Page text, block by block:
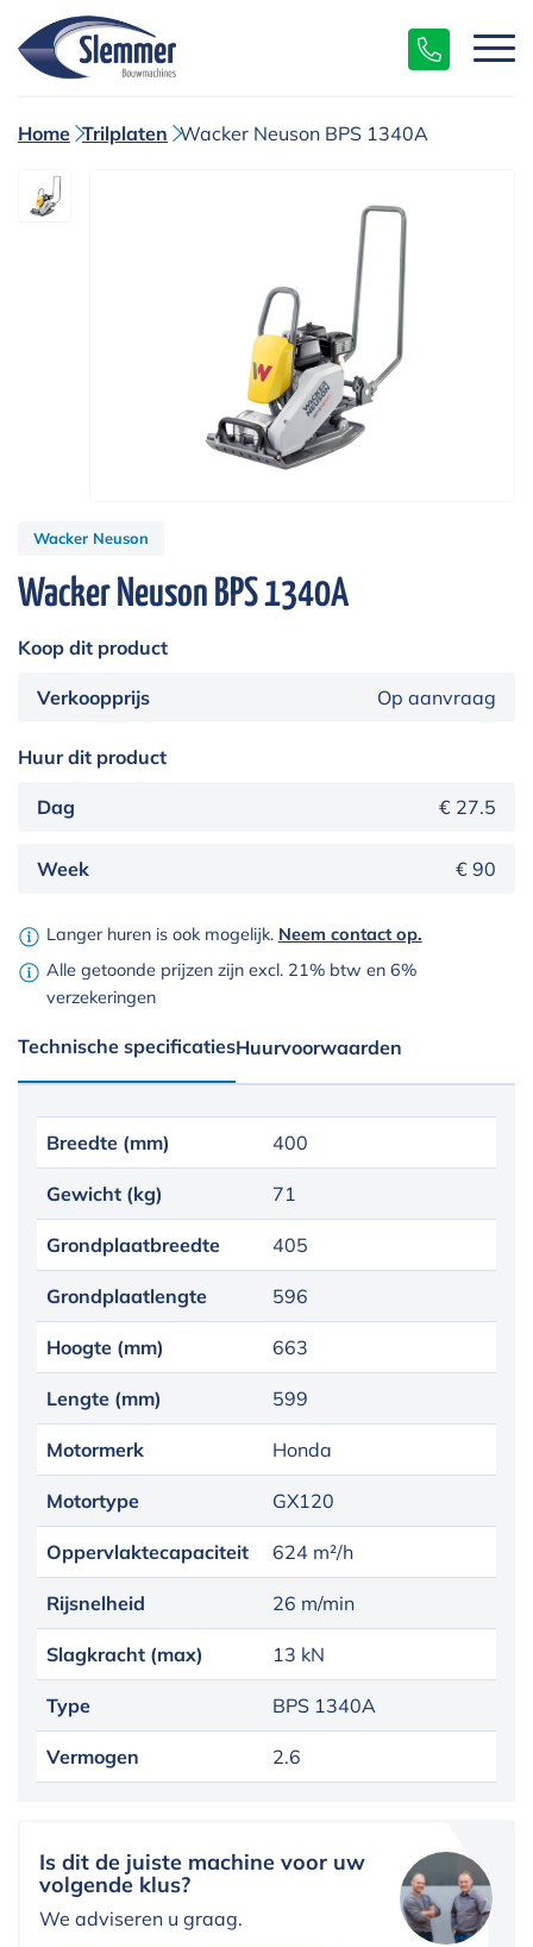
Home Trilplaten Wacker Neuson BPS 1340A
Wacker Neuson
Wacker Neuson BPS 1340A
Koop dit product
Verkoopprijs Op aanvraag
Huur dit product
Dag € 27.5
Week € 90
Langer huren is ook mogelijk. Neem contact op.
Alle getoonde prijzen zijn excl. 21% btw en 6%
verzekeringen
Technische specificatiesHuurvoorwaarden
Breedte (mm) 400
Gewicht (kg) 71
Grondplaatbreedte 405
Grondplaatlengte 596
Hoogte (mm) 663
Lengte (mm) 599
Motormerk Honda
Motortype GX120
Oppervlaktecapaciteit 624 m²/h
Rijsnelheid 26 m/min
Slagkracht (max) 13 kN
Type BPS 1340A
Vermogen 2.6
Is dit de juiste machine voor uw
volgende klus?
We adviseren u graag.